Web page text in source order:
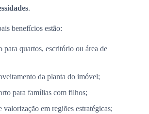
.
benefícios estão:
para quartos, escritório ou área de
da planta do imóvel;
para famílias com filhos;
valorização em regiões estratégicas;